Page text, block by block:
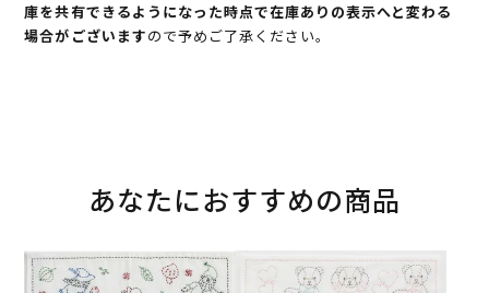
庫を共有できるようになった時点で在庫ありの表示へと変わる
場合がございますので予めご了承ください。
あなたにおすすめの商品